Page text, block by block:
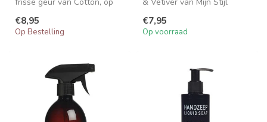
€8,95
Op Bestelling
hout...
€7,95
Op voorraad